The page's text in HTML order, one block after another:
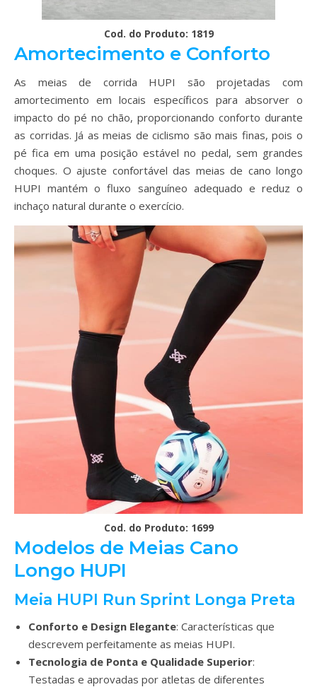
Cod. do Produto: 1819
Amortecimento e Conforto
As meias de corrida HUPI são projetadas com
amortecimento em locais específicos para absorver o
impacto do pé no chão, proporcionando conforto durante
as corridas. Já as meias de ciclismo são mais finas, pois o
pé fica em uma posição estável no pedal, sem grandes
choques. O ajuste confortável das meias de cano longo
HUPI mantém o fluxo sanguíneo adequado e reduz o
inchaço natural durante o exercício.
Cod. do Produto: 1699
Modelos de Meias Cano
Longo HUPI
Meia HUPI Run Sprint Longa Preta
Conforto e Design Elegante: Características que
descrevem perfeitamente as meias HUPI.
Tecnologia de Ponta e Qualidade Superior:
Testadas e aprovadas por atletas de diferentes